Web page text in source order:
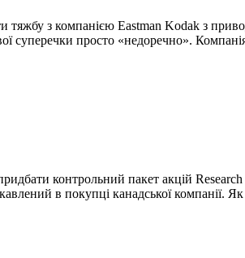
з компанією Eastman Kodak з
суперечки просто «недоречно».
контрольний пакет акцій
в покупці канадської компанії.